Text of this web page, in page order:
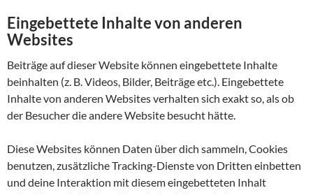
Eingebettete Inhalte von anderen
Websites
Beiträge auf dieser Website können eingebettete Inhalte
beinhalten (z. B. Videos, Bilder, Beiträge etc.). Eingebettete
Inhalte von anderen Websites verhalten sich exakt so, als ob
der Besucher die andere Website besucht hätte.
Diese Websites können Daten über dich sammeln, Cookies
benutzen, zusätzliche Tracking-Dienste von Dritten einbetten
und deine Interaktion mit diesem eingebetteten Inhalt